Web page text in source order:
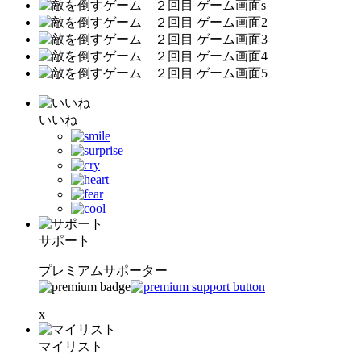
いいね
サポート
プレミアムサポーター
x
マイリスト